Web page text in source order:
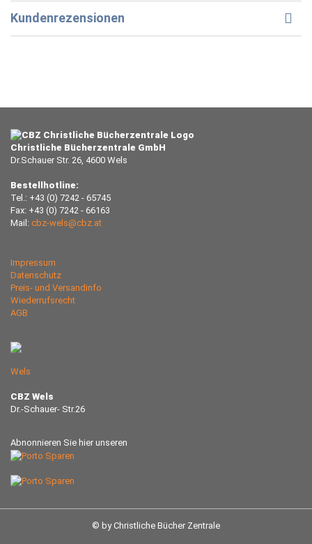
Kundenrezensionen
Christliche Bücherzentrale GmbH
Dr.Schauer Str. 26, 4600 Wels
Bestellhotline:
Tel.: +43 (0) 7242 - 65745
Fax: +43 (0) 7242 - 66163
Mail: cbz-wels@cbz.at
Impressum
Datenschutz
Preis- und Versandinfo
Wiederrufsrecht
AGB
Wels
CBZ Wels
Dr.-Schauer- Str.26
Abnonnieren Sie hier unseren
© by Christliche Bücher Zentrale